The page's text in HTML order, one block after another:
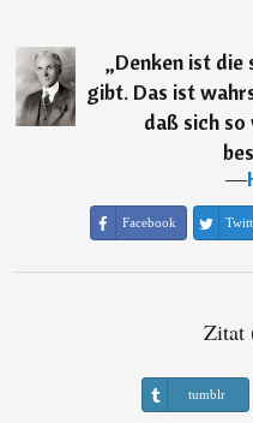
„Denken ist
gibt. Das ist
daß sich
―
Facebook
Zitat
tumblr